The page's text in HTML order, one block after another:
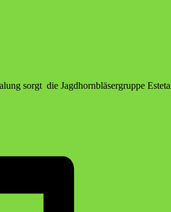
sorgt die Jagd­horn­blä­ser­grup­pe